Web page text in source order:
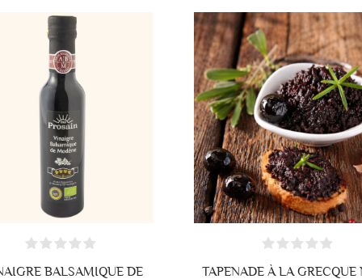
BALSAMIQUE DE
TAPENADE À LA GRECQUE
CRÉER UNE LISTE D'ENVIES